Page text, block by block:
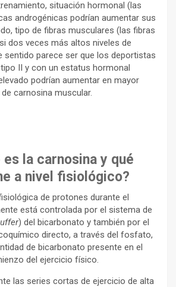
situación hormonal (las
androgénicas podrían aumentar sus
tipo de fibras musculares (las fibras
dos veces más altos niveles de
sentido parece ser que los deportistas
II y con un estatus hormonal
podrían aumentar en mayor
carnosina muscular.
la carnosina y qué
a nivel fisiológico?
de protones durante el
está controlada por el sistema de
) del bicarbonato y también por el
directo, a través del fosfato,
de bicarbonato presente en el
del ejercicio físico.
las series cortas de ejercicio de alta